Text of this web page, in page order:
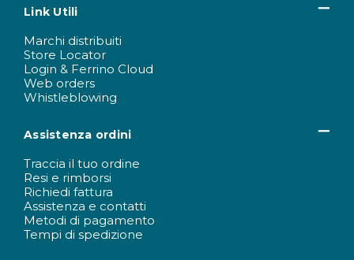
Link Utili
Marchi distribuiti
Store Locator
Login & Ferrino Cloud
Web orders
Whistleblowing
Assistenza ordini
Traccia il tuo ordine
Resi e rimborsi
Richiedi fattura
Assistenza e contatti
Metodi di pagamento
Tempi di spedizione